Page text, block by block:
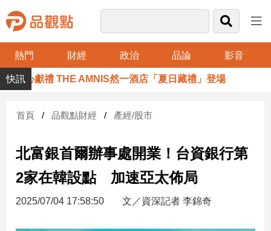
熱門 財經 政治 品論 影音
品
觀
財
台
財
新
心獻禮 THE AMNIS然一酒店「夏日藏禮」登場
首頁 品觀點財經 產經/股市
北富銀首爾辦事處開業！台資銀行第
2家在韓設點 加速亞太佈局
2025/07/04 17:58:50 文／資深記者 李錦奇